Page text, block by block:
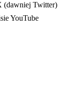
(dawniej Twitter)
YouTube